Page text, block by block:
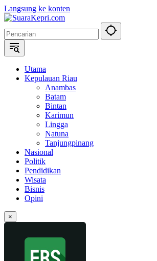
Langsung ke konten
Utama
Kepulauan Riau
Anambas
Batam
Bintan
Karimun
Lingga
Natuna
Tanjungpinang
Nasional
Politik
Pendidikan
Wisata
Bisnis
Opini
×